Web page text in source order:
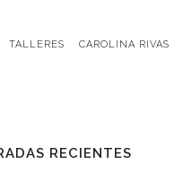
TALLERES CAROLINA RIVAS
RECIENTES